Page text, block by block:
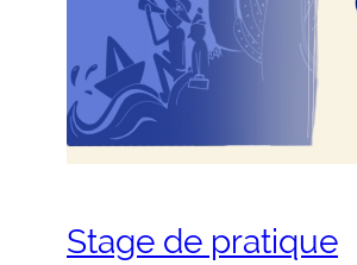
Stage de pratique